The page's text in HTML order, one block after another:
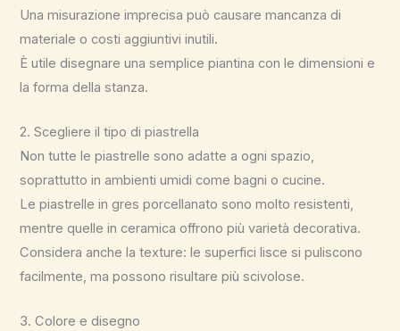
Una misurazione imprecisa può causare mancanza di
materiale o costi aggiuntivi inutili.
È utile disegnare una semplice piantina con le dimensioni e
la forma della stanza.
2. Scegliere il tipo di piastrella
Non tutte le piastrelle sono adatte a ogni spazio,
soprattutto in ambienti umidi come bagni o cucine.
Le piastrelle in gres porcellanato sono molto resistenti,
mentre quelle in ceramica offrono più varietà decorativa.
Considera anche la texture: le superfici lisce si puliscono
facilmente, ma possono risultare più scivolose.
3. Colore e disegno